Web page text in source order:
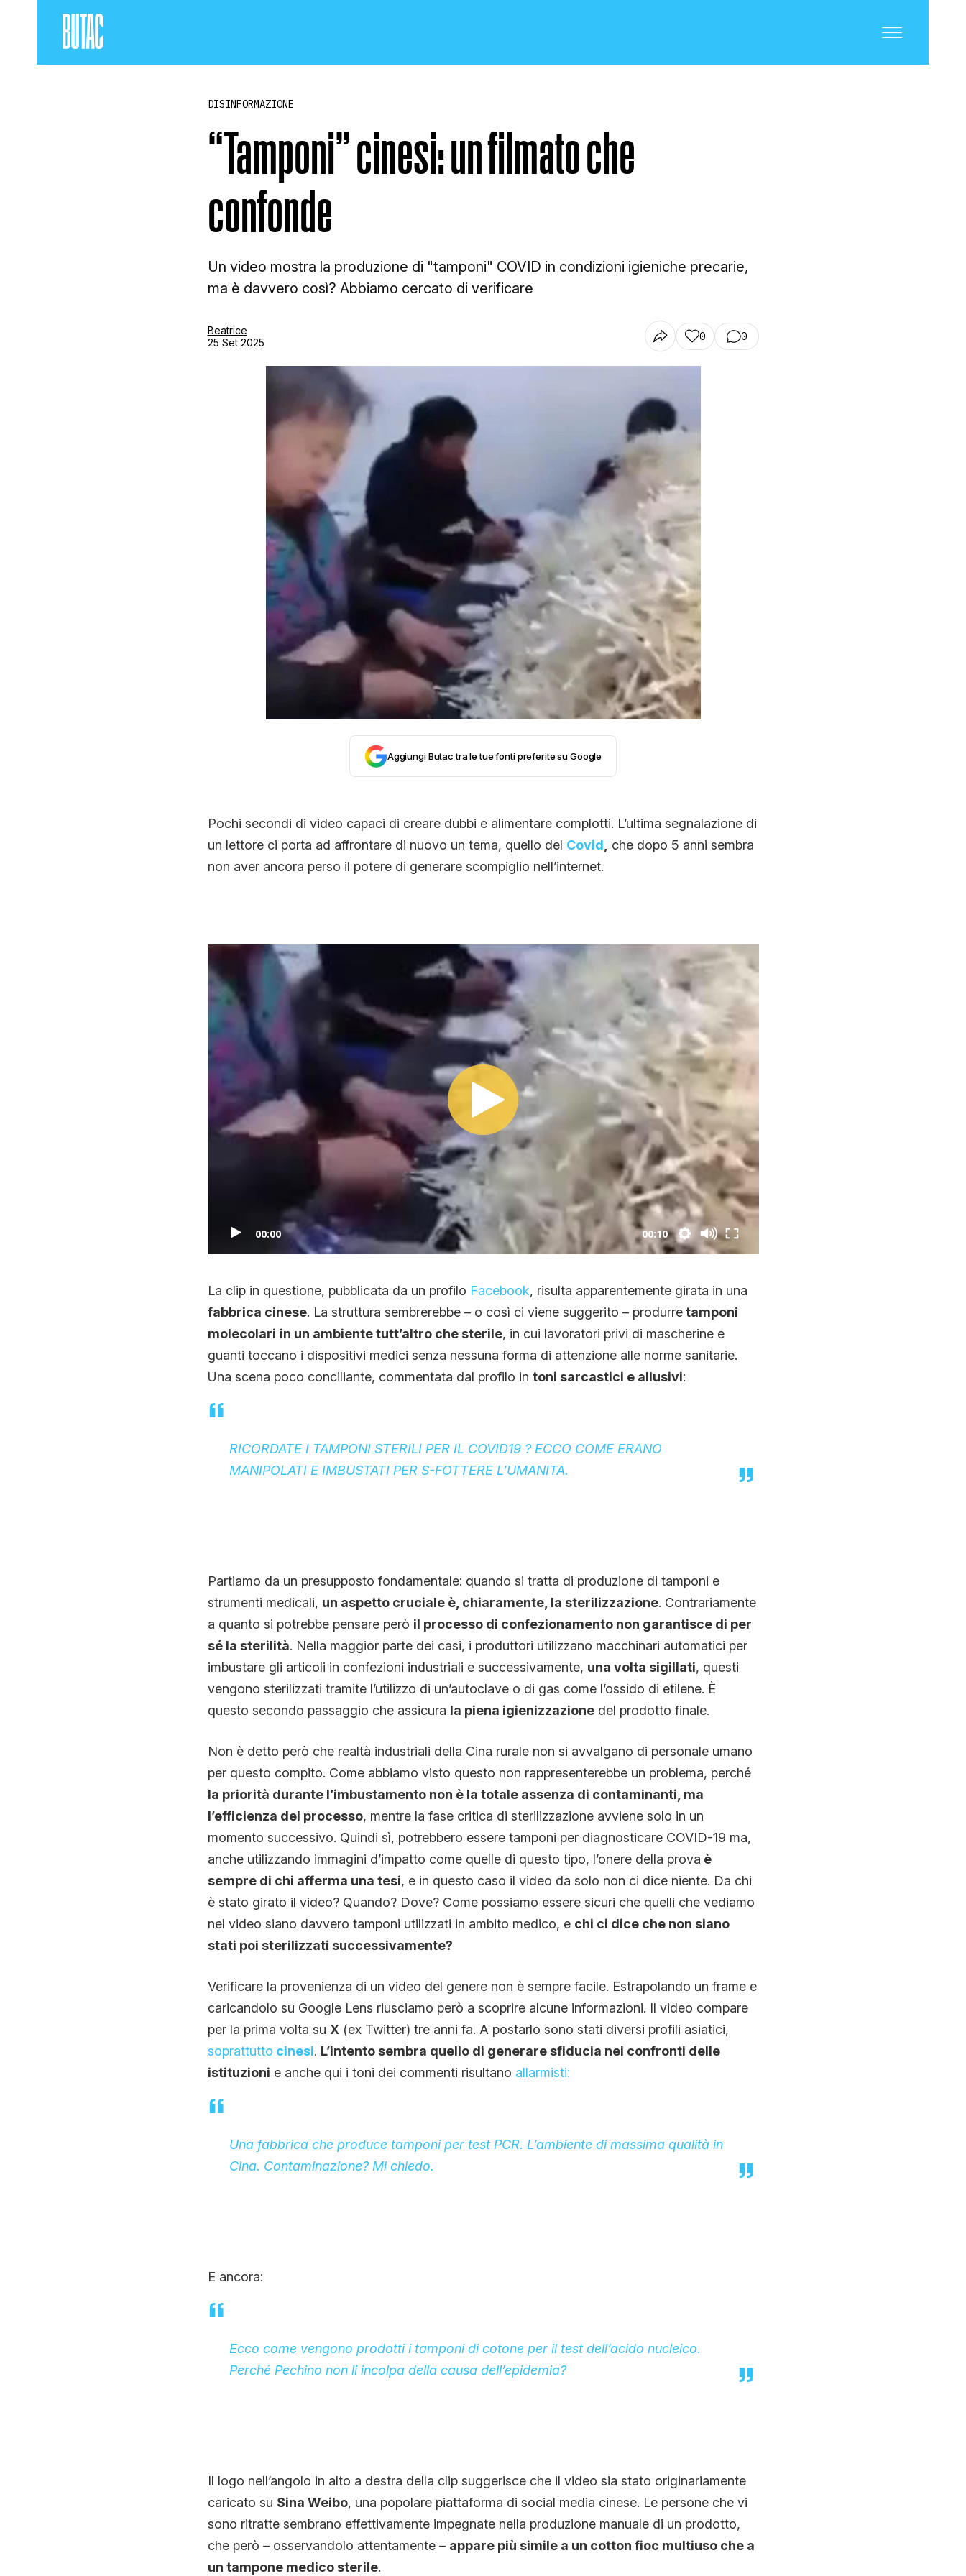
SCIENZA E TECNOLOGIA
SALUTE E MEDICINA
INTRATTENIMENTO
COMPLOTTI, LEGGENDE URBANE ED EVERGREEN
EDITORIALI
TRUFFE E SOCIAL NETWORK
CLIMA ED ENERGIA
CONTATTI
DISINFORMAZIONE
“Tamponi” cinesi: un filmato che
confonde
Un video mostra la produzione di "tamponi" COVID in condizioni igieniche precarie,
ma è davvero così? Abbiamo cercato di verificare
Beatrice
25 Set 2025
0 0
Aggiungi Butac tra le tue fonti preferite su Google
Pochi secondi di video capaci di creare dubbi e alimentare complotti. L’ultima segnalazione di
un lettore ci porta ad affrontare di nuovo un tema, quello del Covid
che dopo 5 anni sembra
non aver ancora perso il potere di generare scompiglio nell’internet.
00:00 00:10
La clip in questione, pubblicata da un profilo Facebook, risulta apparentemente girata in una
fabbrica cinese. La struttura sembrerebbe – o così ci viene suggerito – produrretamponi
molecolari in un ambientetutt’altro che sterile, in cui lavoratori privi di mascherine e
guanti toccano i dispositivi medici senza nessuna forma di attenzione alle norme sanitarie.
Una scena poco conciliante, commentata dal profilo in toni sarcastici e allusivi:
RICORDATE I TAMPONI STERILI PER IL COVID19 ? ECCO COME ERANO
MANIPOLATI E IMBUSTATI PER S-FOTTERE L’UMANITA.
Partiamo da un presupposto fondamentale: quando si tratta di produzione di tamponi e
strumenti medicali, un aspetto cruciale è, chiaramente, la sterilizzazione. Contrariamente
a quanto si potrebbe pensare però il processo di confezionamento non garantisce di per
sé la sterilità. Nella maggior parte dei casi, i produttori utilizzano macchinari automatici per
imbustare gli articoli in confezioni industriali e successivamente, una volta sigillati, questi
vengono sterilizzati tramite l’utilizzo di un’autoclave o di gas come l’ossido di etilene. È
questo secondo passaggio che assicura la piena igienizzazionedel prodotto finale.
Non è detto però che realtà industriali della Cina rurale non si avvalgano di personale umano
per questo compito. Come abbiamo visto questo non rappresenterebbe un problema, perché
la priorità durante l’imbustamento non è la totale assenza di contaminanti, ma
l’efficienza del processo, mentre la fase critica di sterilizzazione avviene solo in un
momento successivo. Quindi sì, potrebbero essere tamponi per diagnosticare COVID-19 ma,
anche utilizzando immagini d’impatto come quelle di questo tipo, l’onere della prova è
sempre di chi afferma una tesi, e in questo caso il video da solo non ci dice niente. Da chi
è stato girato il video? Quando? Dove? Come possiamo essere sicuri che quelli che vediamo
nel video siano davvero tamponi utilizzati in ambito medico, e chi ci dice che non siano
stati poi sterilizzati successivamente?
Verificare la provenienza di un video del genere non è sempre facile. Estrapolando un frame e
caricandolo su Google Lens riusciamo però a scoprire alcune informazioni. Il video compare
per la prima volta su X (ex Twitter) tre anni fa. A postarlo sono stati diversi profili asiatici,
soprattutto cinesi. L’intento sembra quello di generare sfiducia nei confronti delle
istituzioni e anche qui i toni dei commenti risultano allarmisti:
Una fabbrica che produce tamponi per test PCR. L’ambiente di massima qualità in
Cina. Contaminazione? Mi chiedo.
E ancora:
Ecco come vengono prodotti i tamponi di cotone per il test dell’acido nucleico.
Perché Pechino non li incolpa della causa dell’epidemia?
Il logo nell’angolo in alto a destra della clip suggerisce che il video sia stato originariamente
caricato su Sina Weibo, una popolare piattaforma di social media cinese. Le persone che vi
sono ritratte sembrano effettivamente impegnate nella produzione manuale di un prodotto,
che però – osservandolo attentamente – appare più simile a un cotton fioc multiuso che a
un tampone medico sterile.